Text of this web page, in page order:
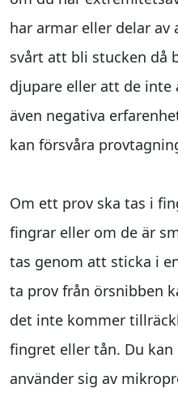
har armar eller delar av
svårt att bli stucken då
djupare eller att de inte
även negativa
kan försvåra
Om ett prov ska tas i
fingrar eller om de är
tas genom att sticka i
ta prov från örsnibben
det inte kommer
fingret eller tån. Du
använder sig av